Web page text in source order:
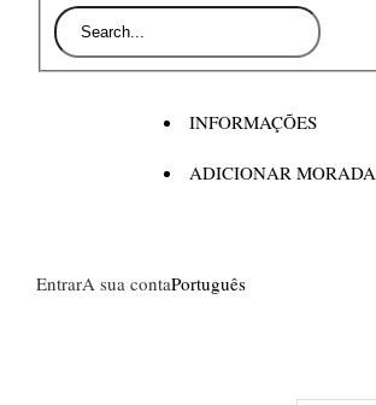
INFORMAÇÕES
ADICIONAR MORADA
EntrarA sua contaPortuguês